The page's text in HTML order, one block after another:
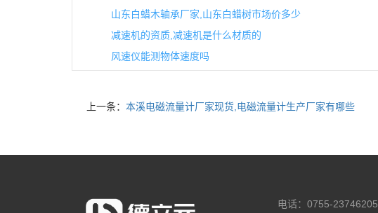
山东白蜡木轴承厂家,山东白蜡树市场价多少
减速机的资质,减速机是什么材质的
风速仪能测物体速度吗
上一条： 本溪电磁流量计厂家现货,电磁流量计生产厂家有哪些
电话：0755-23746205